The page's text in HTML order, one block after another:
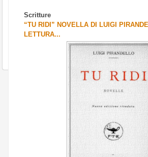
Scritture
“TU RIDI” NOVELLA DI LUIGI
LETTURA...